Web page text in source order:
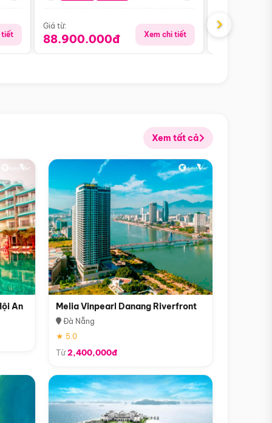
tiết
Giá từ:
88.900.000đ Xem chi tiết
Giá từ:
›
Xem tất cả
An Melia Vinpearl Danang Riverfront
Đà Nẵng
★ 5.0
Từ2,400,000đ